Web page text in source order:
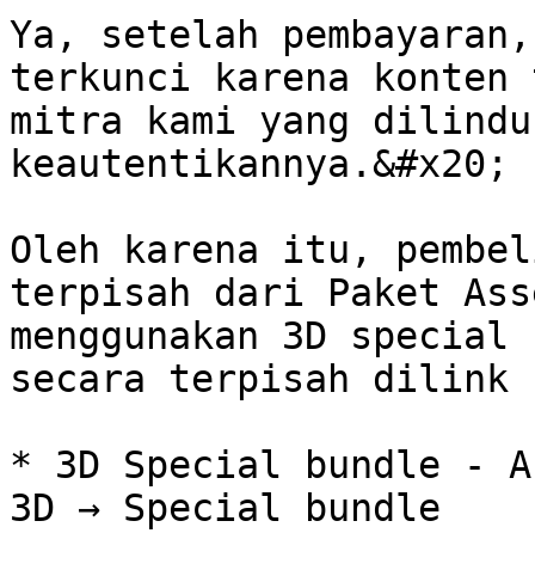
Ya, setelah
terkunci karena konten
mitra kami yang
keautentikannya.&#x20;
Oleh karena itu,
terpisah dari Paket
menggunakan 3D
secara terpisah dilink
* 3D Special bundle -
3D → Special bundle